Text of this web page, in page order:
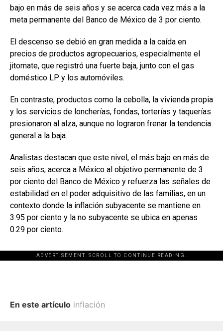
bajo en más de seis años y se acerca cada vez más a la
meta permanente del Banco de México de 3 por ciento.
El descenso se debió en gran medida a la caída en
precios de productos agropecuarios, especialmente el
jitomate, que registró una fuerte baja, junto con el gas
doméstico LP y los automóviles.
En contraste, productos como la cebolla, la vivienda propia
y los servicios de loncherías, fondas, torterías y taquerías
presionaron al alza, aunque no lograron frenar la tendencia
general a la baja.
Analistas destacan que este nivel, el más bajo en más de
seis años, acerca a México al objetivo permanente de 3
por ciento del Banco de México y refuerza las señales de
estabilidad en el poder adquisitivo de las familias, en un
contexto donde la inflación subyacente se mantiene en
3.95 por ciento y la no subyacente se ubica en apenas
0.29 por ciento.
ADVERTISEMENT. SCROLL TO CONTINUE READING.
En este artículo inflación